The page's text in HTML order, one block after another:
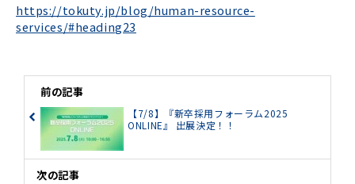
https://tokuty.jp/blog/human-resource-
services/#heading23
前の記事
【7/8】『新卒採用フォーラム2025
ONLINE』 出展決定！！
次の記事